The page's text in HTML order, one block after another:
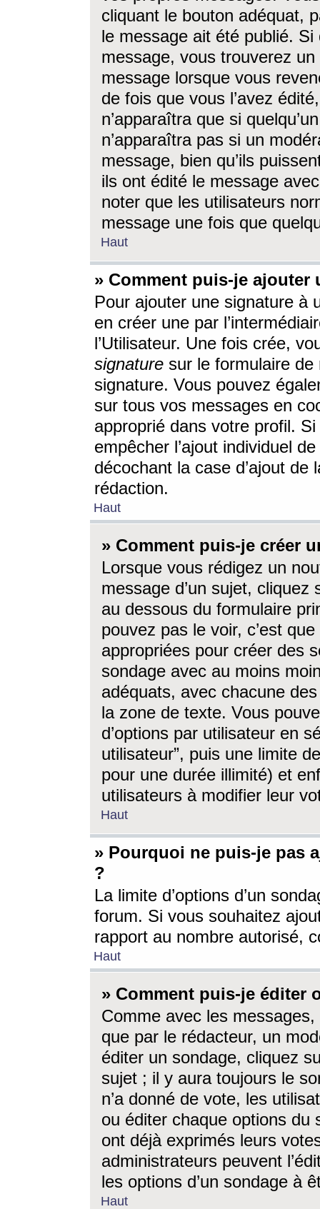
cliquant le bouton adéquat,
le message ait été publié. Si
message, vous trouverez
message lorsque vous
de fois que vous l’avez
n’apparaîtra que si
n’apparaîtra pas si un
message, bien qu’ils
ils ont édité le message
noter que les utilisateurs
message une fois que
Haut
» Comment puis-je ajouter
Pour ajouter une signature à
en créer une par
l’Utilisateur. Une fois crée,
signature sur le formulaire de
signature. Vous pouvez
sur tous vos messages en
approprié dans votre profil.
empêcher l’ajout individuel
décochant la case d’ajout
rédaction.
Haut
» Comment puis-je créer
Lorsque vous rédigez un
message d’un sujet, cliquez
au dessous du formulaire
pouvez pas le voir, c’est
appropriées pour créer des
sondage avec au moins
adéquats, avec chacune
la zone de texte. Vous
d’options par utilisateur en
utilisateur”, puis une limite
pour une durée illimité) et
utilisateurs à modifier leur
Haut
» Pourquoi ne puis-je pas
?
La limite d’options d’un
forum. Si vous souhaitez
rapport au nombre autorisé,
Haut
» Comment puis-je éditer
Comme avec les
que par le rédacteur, un
éditer un sondage, cliquez
sujet ; il y aura toujours le
n’a donné de vote, les
ou éditer chaque options du
ont déjà exprimés leurs
administrateurs peuvent
les options d’un sondage à
Haut